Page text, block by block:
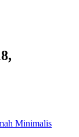
Minimalis